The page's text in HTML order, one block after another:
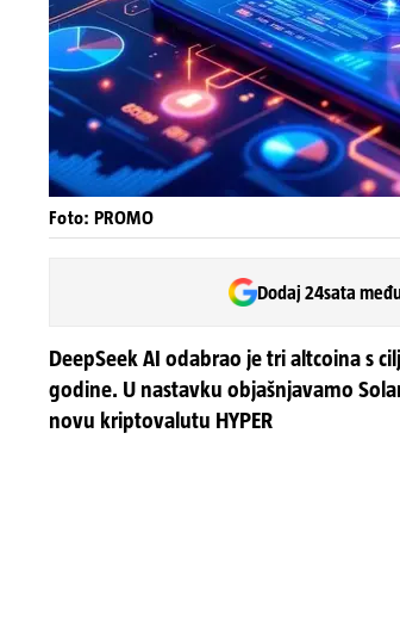
Foto: PROMO
Dodaj 24sata
DeepSeek AI odabrao je tri altcoina s
godine. U nastavku objašnjavamo
novu kriptovalutu HYPER